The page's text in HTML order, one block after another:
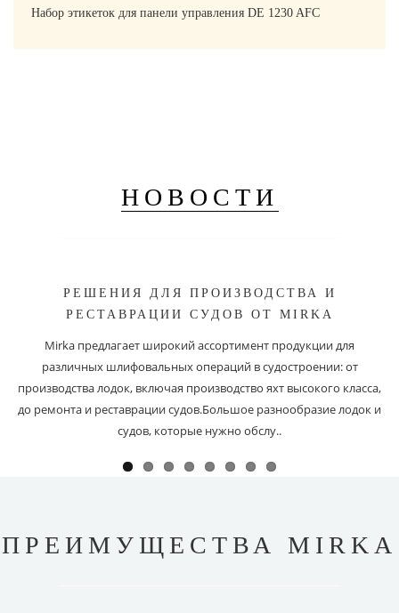
Набор этикеток для панели управления DE 1230 AFC
НОВОСТИ
РЕШЕНИЯ ДЛЯ ПРОИЗВОДСТВА И
РЕСТАВРАЦИИ СУДОВ ОТ MIRKA
Mirka предлагает широкий ассортимент продукции для
различных шлифовальных операций в судостроении: от
производства лодок, включая производство яхт высокого класса,
до ремонта и реставрации судов.Большое разнообразие лодок и
судов, которые нужно обслу..
ПРЕИМУЩЕСТВА MIRKA